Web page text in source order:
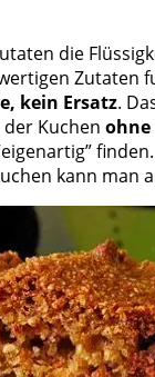
die
Zutaten
kein Ersatz.
Kuchen ohne
kann man